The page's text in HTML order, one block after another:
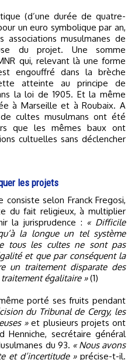
(d’une durée de quatre-
un euro symbolique par an,
musulmanes de
du projet. Une somme
qui, relevant là une forme
engouffré dans la brèche
atteinte au principe de
la loi de 1905. Et la même
à Marseille et à Roubaix. A
cultes musulmans ont été
que les mêmes baux ont
cultuelles sans déclencher
les projets
du fait religieux, à multiplier
la jurisprudence : « Difficile
la longue un tel système
tous les cultes ne sont pas
et que par conséquent la
un traitement disparate des
égalitaire »(1)
porté ses fruits pendant
du Tribunal de Cergy, les
»et plusieurs projets ont
secrétaire général
du 93. « Nous avons
et d’incertitude » précise-t-il.